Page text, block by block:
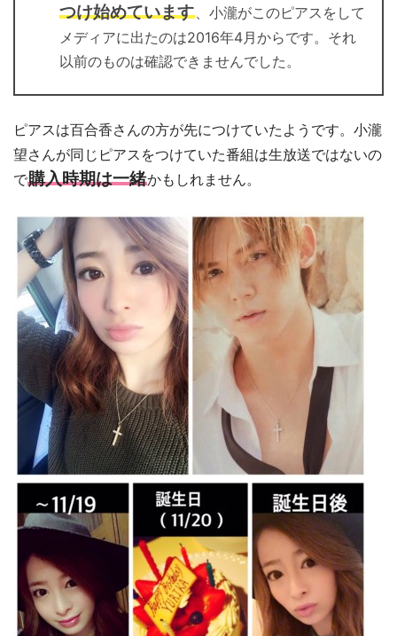
つけ始めています 、小瀧がこのピアスをして
メディアに出たのは2016年4月からです。それ
以前のものは確認できませんでした。
ピアスは百合香さんの方が先につけていたようです。小瀧
望さんが同じピアスをつけていた番組は生放送ではないの
で購入時期は一緒かもしれません。